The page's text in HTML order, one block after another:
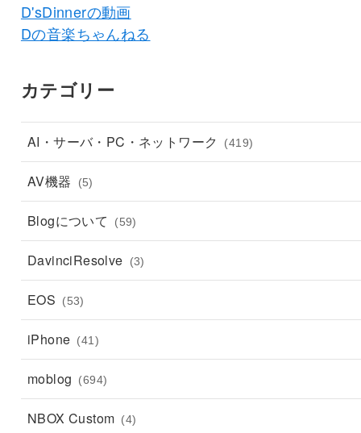
D'sDinnerの動画
Dの音楽ちゃんねる
カテゴリー
AI・サーバ・PC・ネットワーク (419)
AV機器 (5)
Blogについて (59)
DavinciResolve (3)
EOS (53)
iPhone (41)
moblog (694)
NBOX Custom (4)